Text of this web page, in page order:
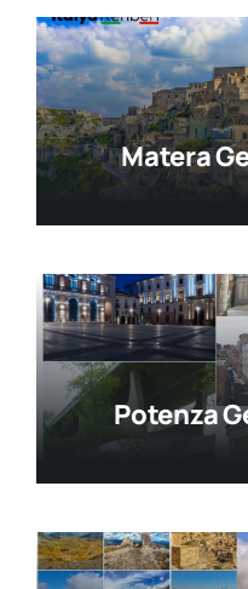
Matera
Potenza